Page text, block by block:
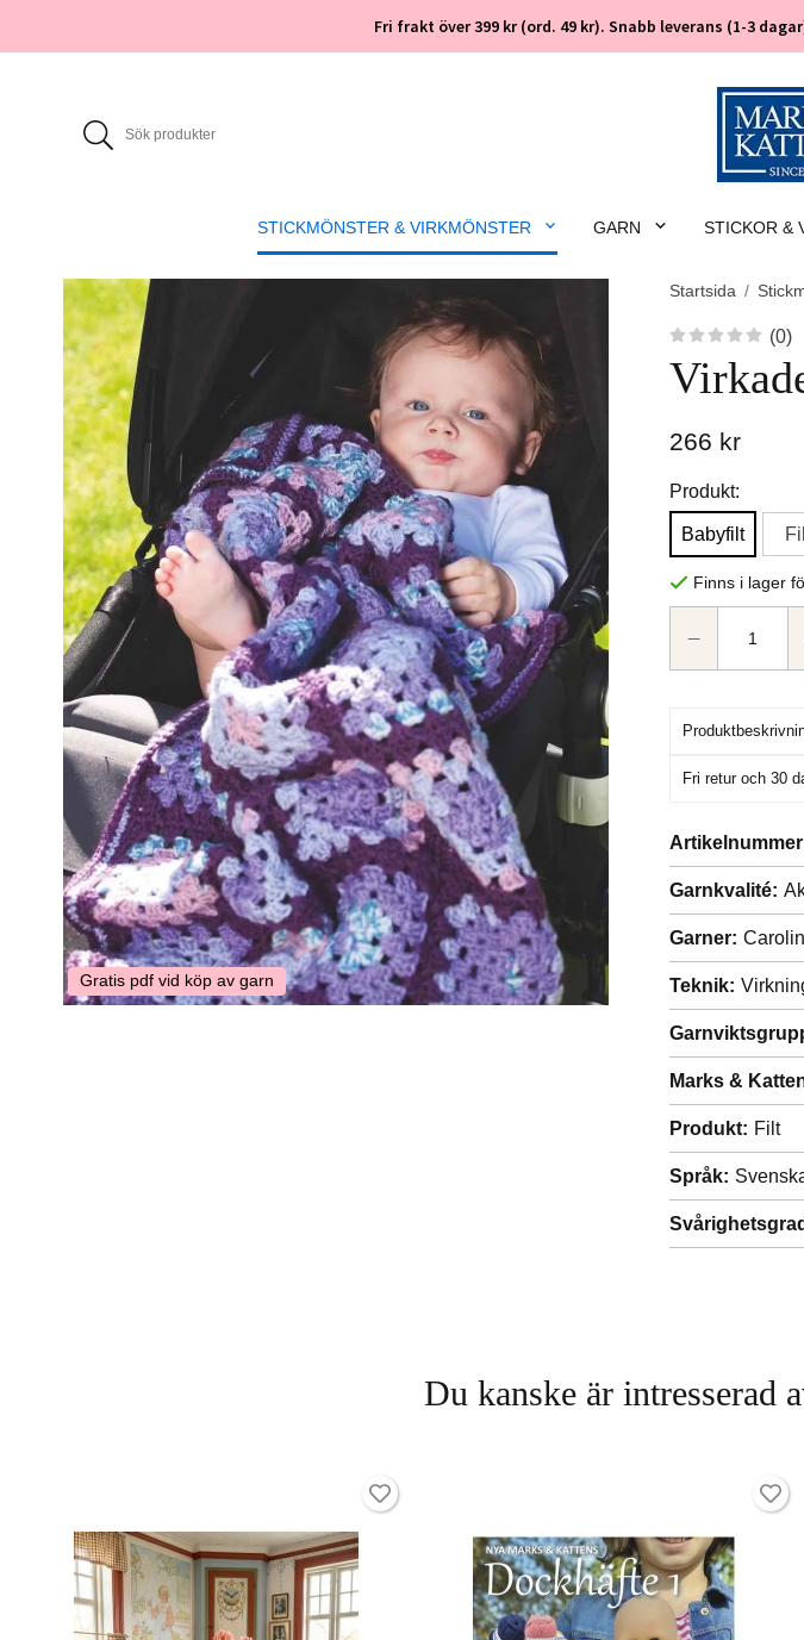
Fri frakt över 399 kr (ord. 49 kr). Snabb leverans (1-3
STICKMÖNSTER & VIRKMÖNSTER GARN STICKOR &
Gratis pdf vid köp av garn
Startsida /
(0)
266 kr
Produkt:
Babyfilt
Finns i lager
Fri retur och 30
Garnkvalité:
Garner:
Teknik:
Marks &
Produkt: Filt
Språk:
Du kanske är intresserad